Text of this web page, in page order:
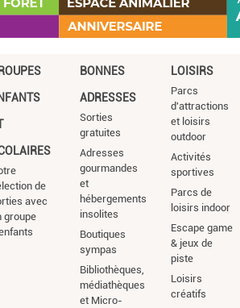
de
avec
groupe
BONNES
ADRESSES
Sorties
gratuites
Adresses
gourmandes
et
hébergements
insolites
Boutiques
sympas
Bibliothèques,
médiathèques
et Micro-
LOISIRS
Parcs
d'attractions
et loisirs
outdoor
Activités
sportives
Parcs de
loisirs indoor
Escape game
& jeux de
piste
Loisirs
créatifs